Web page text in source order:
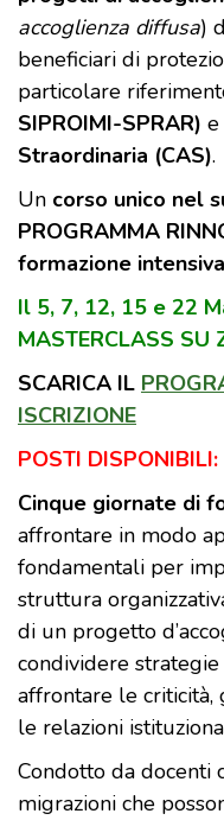
accoglienza diffusa)
beneficiari di
particolare
SIPROIMI-SPRAR) e
Straordinaria (CAS).
Un corso unico nel
PROGRAMMA
formazione intensiva
Il 5, 7, 12, 15 e 22
MASTERCLASS SU
SCARICA IL
ISCRIZIONE
POSTI DISPONIBILI:
Cinque giornate di
affrontare in modo
fondamentali per
struttura
di un progetto
condividere
affrontare le
le relazioni
Condotto da docenti
migrazioni che